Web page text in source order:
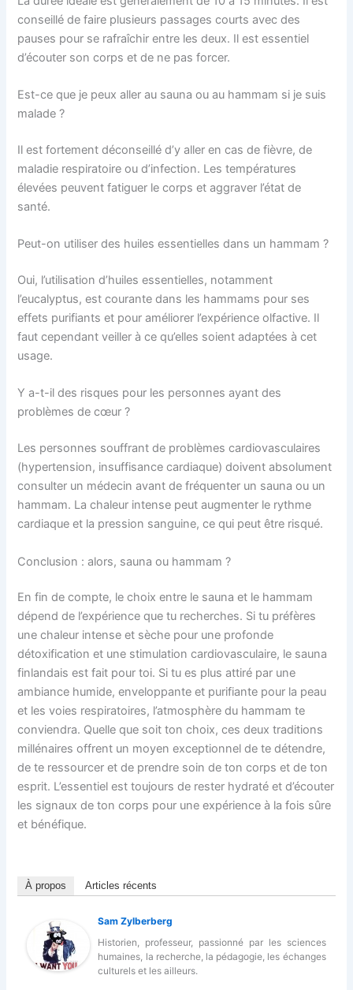
conseillé de faire plusieurs passages courts avec des
pauses pour se rafraîchir entre les deux. Il est essentiel
d’écouter son corps et de ne pas forcer.
Est-ce que je peux aller au sauna ou au hammam si je suis
malade ?
Il est fortement déconseillé d’y aller en cas de fièvre, de
maladie respiratoire ou d’infection. Les températures
élevées peuvent fatiguer le corps et aggraver l’état de
santé.
Peut-on utiliser des huiles essentielles dans un hammam ?
Oui, l’utilisation d’huiles essentielles, notamment
l’eucalyptus, est courante dans les hammams pour ses
effets purifiants et pour améliorer l’expérience olfactive. Il
faut cependant veiller à ce qu’elles soient adaptées à cet
usage.
Y a-t-il des risques pour les personnes ayant des
problèmes de cœur ?
Les personnes souffrant de problèmes cardiovasculaires
(hypertension, insuffisance cardiaque) doivent absolument
consulter un médecin avant de fréquenter un sauna ou un
hammam. La chaleur intense peut augmenter le rythme
cardiaque et la pression sanguine, ce qui peut être risqué.
Conclusion : alors, sauna ou hammam ?
En fin de compte, le choix entre le sauna et le hammam
dépend de l’expérience que tu recherches. Si tu préfères
une chaleur intense et sèche pour une profonde
détoxification et une stimulation cardiovasculaire, le sauna
finlandais est fait pour toi. Si tu es plus attiré par une
ambiance humide, enveloppante et purifiante pour la peau
et les voies respiratoires, l’atmosphère du hammam te
conviendra. Quelle que soit ton choix, ces deux traditions
millénaires offrent un moyen exceptionnel de te détendre,
de te ressourcer et de prendre soin de ton corps et de ton
esprit. L’essentiel est toujours de rester hydraté et d’écouter
les signaux de ton corps pour une expérience à la fois sûre
et bénéfique.
À propos Articles récents
Sam Zylberberg
Historien, professeur, passionné par les sciences
humaines, la recherche, la pédagogie, les échanges
culturels et les ailleurs.